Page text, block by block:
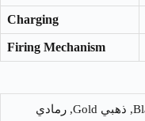
Charging
Firing Mechanism
اخضر Green, اسود Black, ذهبي Gold, رمادي